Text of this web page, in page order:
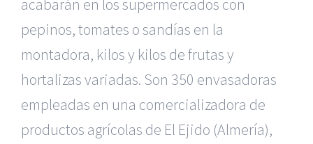
acabarán en los supermercados con
pepinos, tomates o sandías en la
montadora, kilos y kilos de frutas y
hortalizas variadas. Son 350 envasadoras
empleadas en una comercializadora de
productos agrícolas de El Ejido (Almería),